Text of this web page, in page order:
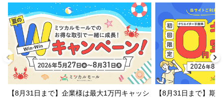
【8月31日まで】企業様は最大1万円キャッシ
【8月31日まで】期